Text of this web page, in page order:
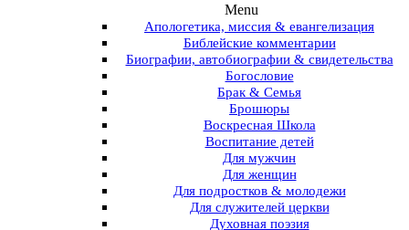
Menu
Апологетика, миссия & евангелизация
Библейские комментарии
Биографии, автобиографии & свидетельства
Богословие
Брак & Семья
Брошюры
Воскресная Школа
Воспитание детей
Для мужчин
Для женщин
Для подростков & молодежи
Для служителей церкви
Духовная поэзия